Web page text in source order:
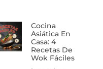
Cocina
Asiática En
Casa: 4
Recetas De
Wok Fáciles